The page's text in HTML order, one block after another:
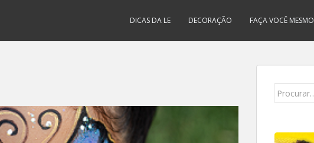
DICAS DA LE DECORAÇÃO FAÇA VOCÊ MESMO
Search